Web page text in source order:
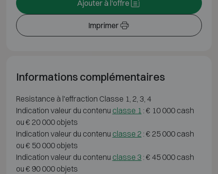
Imprimer
Ajouter à l'offre
Informations complémentaires
Resistance à l'effraction Classe 1, 2, 3, 4
Indication valeur du contenu classe 1 : € 10 000 cash
ou € 20 000 objets
Indication valeur du contenu classe 2 : € 25 000 cash
ou € 50 000 objets
Indication valeur du contenu classe 3 : € 45 000 cash
ou € 90 000 objets